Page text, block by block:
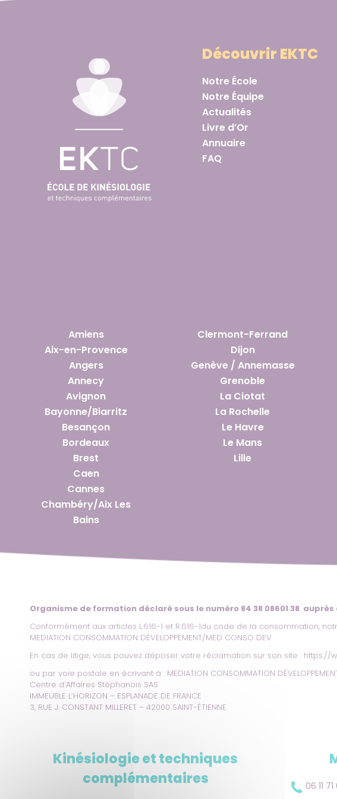
Découvrir EKTC
Notre École
Notre Équipe
Actualités
Livre d’Or
Annuaire
FAQ
Amiens
Aix-en-Provence
Angers
Annecy
Avignon
Bayonne/Biarritz
Besançon
Bordeaux
Brest
Caen
Cannes
Chambéry/Aix Les
Bains
Clermont-Ferrand
Dijon
Genève / Annemasse
Grenoble
La Ciotat
La Rochelle
Le Havre
Le Mans
Lille
Organisme de formation déclaré sous le numéro 84 38 08601 38
Conformément aux articles L.616-1 et R.616-1du code de la consommation,
MEDIATION CONSOMMATION DÉVELOPPEMENT/MED CONSO DEV
En cas de litige, vous pouvez déposer votre réclamation sur son site : https://
ou par voie postale en écrivant à : MEDIATION CONSOMMATION
Centre d’Affaires Stéphanois SAS
IMMEUBLE L’HORIZON – ESPLANADE DE FRANCE
3, RUE J. CONSTANT MILLERET – 42000 SAINT-ÉTIENNE
Kinésiologie et techniques
complémentaires
06 11